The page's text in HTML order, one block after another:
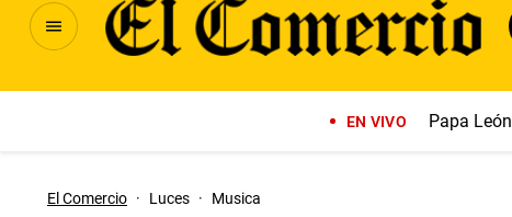
EN VIVO Papa
El Comercio · Luces · Musica